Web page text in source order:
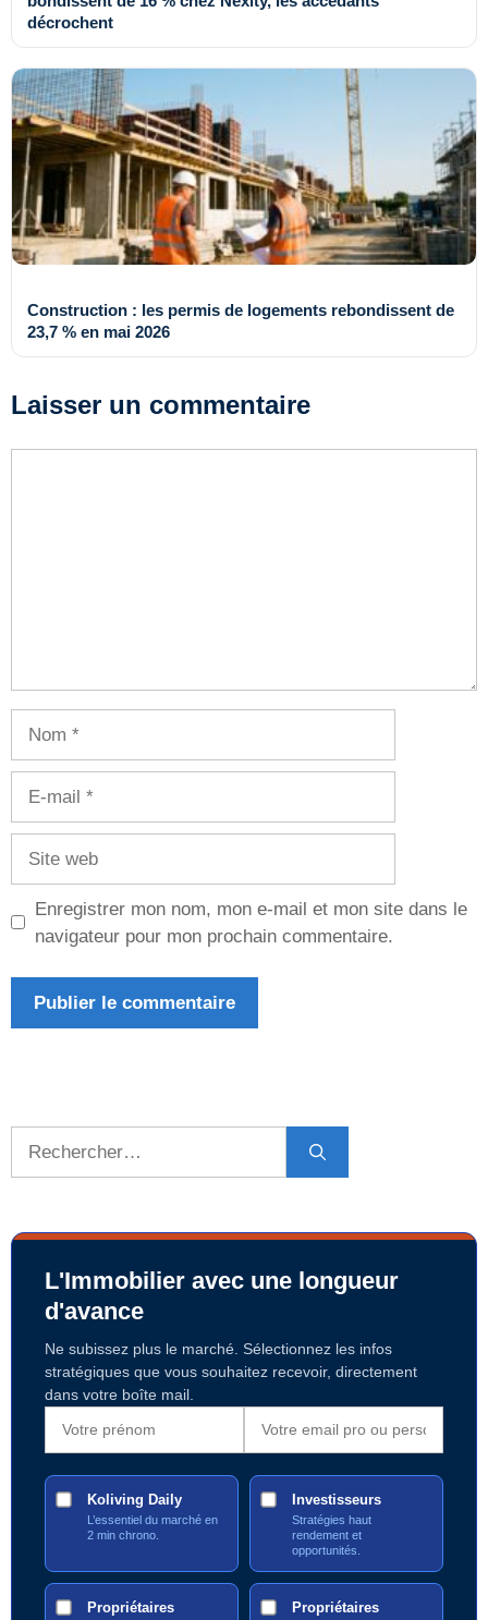
décrochent
Construction : les permis de logements rebondissent de
23,7 % en mai 2026
Laisser un commentaire
Enregistrer mon nom, mon e-mail et mon site dans le
navigateur pour mon prochain commentaire.
L'Immobilier avec une longueur
d'avance
Ne subissez plus le marché. Sélectionnez les infos
stratégiques que vous souhaitez recevoir, directement
dans votre boîte mail.
Koliving Daily
L’essentiel du marché en
2 min chrono.
Investisseurs
Stratégies haut
rendement et
opportunités.
Propriétaires
Propriétaires